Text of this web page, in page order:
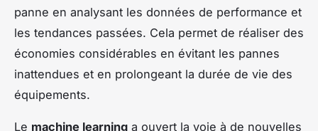
panne en analysant les données de performance et
les tendances passées. Cela permet de réaliser des
économies considérables en évitant les pannes
inattendues et en prolongeant la durée de vie des
équipements.
Le machine learning a ouvert la voie à de nouvelles